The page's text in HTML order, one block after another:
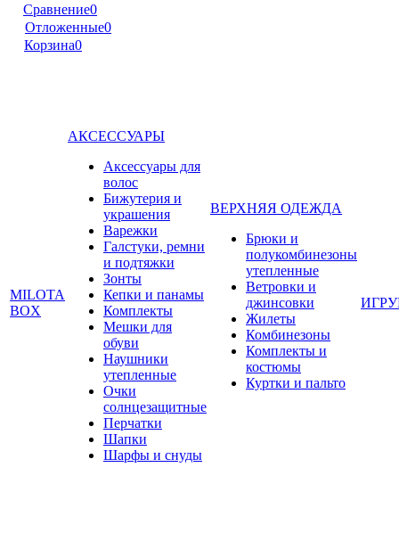
Сравнение0
Отложенные0
Корзина0
MILOTA
BOX
АКСЕССУАРЫ
Аксессуары для
волос
Бижутерия и
украшения
Варежки
Галстуки, ремни
и подтяжки
Зонты
Кепки и панамы
Комплекты
Мешки для
обуви
Наушники
утепленные
Очки
солнцезащитные
Перчатки
Шапки
Шарфы и снуды
ВЕРХНЯЯ ОДЕЖДА
Брюки и
полукомбинезоны
утепленные
Ветровки и
джинсовки
Жилеты
Комбинезоны
Комплекты и
костюмы
Куртки и пальто